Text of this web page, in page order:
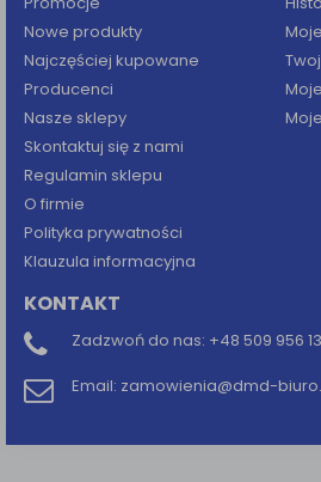
Nowe produkty
Najczęściej kupowane
Producenci
Nasze sklepy
Skontaktuj się z nami
Regulamin sklepu
O firmie
Polityka prywatności
Klauzula informacyjna
KONTAKT
Zadzwoń do nas: +48 509 956
Email: zamowienia@dmd-